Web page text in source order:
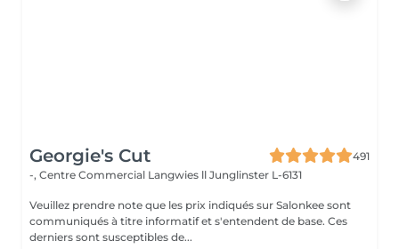
Georgie's Cut
491
-, Centre Commercial Langwies ll Junglinster L-6131
Veuillez prendre note que les prix indiqués sur Salonkee sont
communiqués à titre informatif et s'entendent de base. Ces
derniers sont susceptibles de...